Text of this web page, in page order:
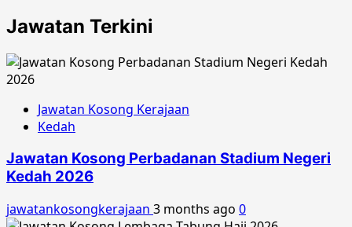
Jawatan Terkini
Jawatan Kosong Kerajaan
Kedah
Jawatan Kosong Perbadanan Stadium Negeri
Kedah 2026
jawatankosongkerajaan 3 months ago 0